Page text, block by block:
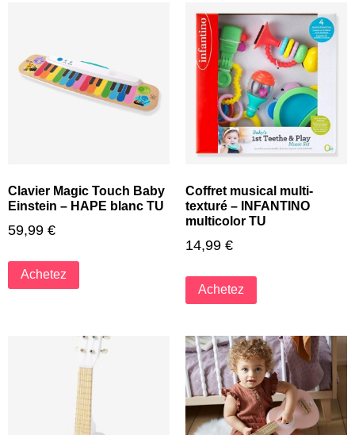
Clavier Magic Touch Baby
Einstein – HAPE blanc TU
59,99 €
Achetez
Coffret musical multi-
texturé – INFANTINO
multicolor TU
14,99 €
Achetez